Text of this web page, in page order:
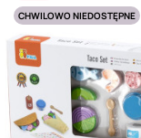
CHWILOWO NIEDOSTĘPNE